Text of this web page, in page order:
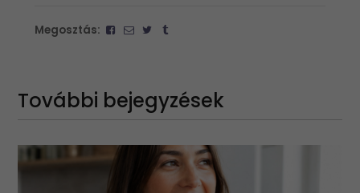
Megosztás:
További bejegyzések